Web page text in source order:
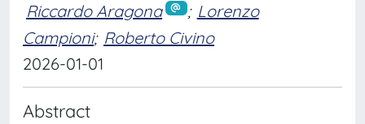
Riccardo Aragona ; Lorenzo
Campioni; Roberto Civino
2026-01-01
Abstract